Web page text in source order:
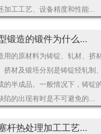
加工工艺、设备精度和性能...
锻造的锻件为什么...
用的原材料为铸锭、轧材、挤
挤材及锻坯分别是铸锭经轧制
的半成品。一般情况下，铸锭
陷的出现有时是不可避免的...
杆热处理加工工艺...